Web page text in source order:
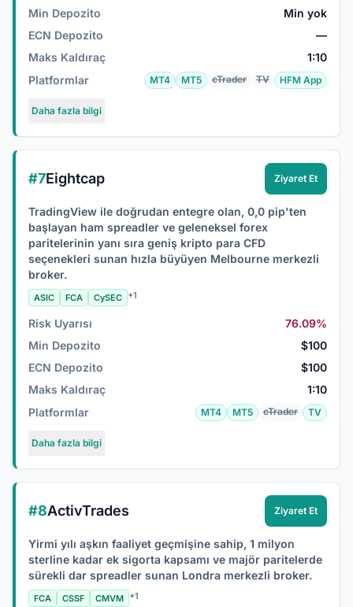
Min Depozito
Min yok
ECN Depozito
—
Maks Kaldıraç
1:10
Platformlar
MT4 MT5 cTrader TV HFM App
Daha fazla bilgi
#7Eightcap Ziyaret Et
TradingView ile doğrudan entegre olan, 0,0 pip'ten
başlayan ham spreadler ve geleneksel forex
paritelerinin yanı sıra geniş kripto para CFD
seçenekleri sunan hızla büyüyen Melbourne merkezli
broker.
ASIC FCA CySEC +1
Risk Uyarısı
76.09%
Min Depozito
$100
ECN Depozito
$100
Maks Kaldıraç
1:10
Platformlar
MT4 MT5 cTrader TV
Daha fazla bilgi
#8ActivTrades Ziyaret Et
Yirmi yılı aşkın faaliyet geçmişine sahip, 1 milyon
sterline kadar ek sigorta kapsamı ve majör paritelerde
sürekli dar spreadler sunan Londra merkezli broker.
FCA CSSF CMVM +1